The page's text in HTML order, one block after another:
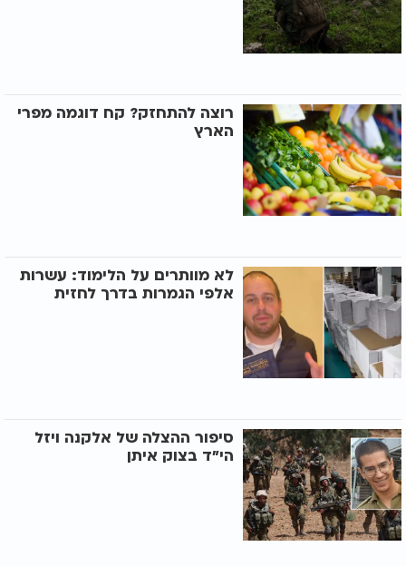
רוצה להתחזק? קח דוגמה מפרי
הארץ
לא מוותרים על הלימוד: עשרות
אלפי הגמרות בדרך לחזית
סיפור ההצלה של אלקנה ויזל
הי"ד בצוק איתן